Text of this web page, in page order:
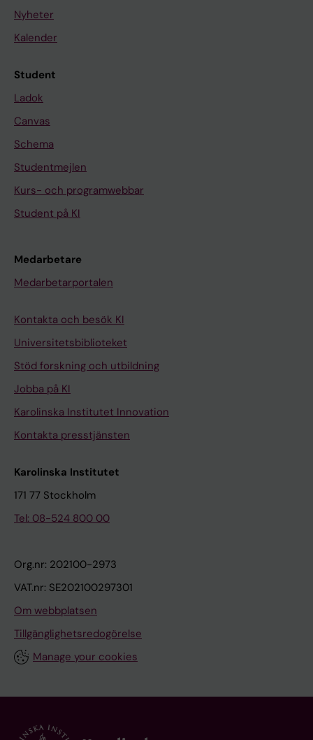
Nyheter
Kalender
Student
Ladok
Canvas
Schema
Studentmejlen
Kurs- och programwebbar
Student på KI
Medarbetare
Medarbetarportalen
Kontakta och besök KI
Universitetsbiblioteket
Stöd forskning och utbildning
Jobba på KI
Karolinska Institutet Innovation
Kontakta presstjänsten
Karolinska Institutet
171 77 Stockholm
Tel: 08-524 800 00
Org.nr: 202100-2973
VAT.nr: SE202100297301
Om webbplatsen
Tillgänglighetsredogörelse
Manage your cookies